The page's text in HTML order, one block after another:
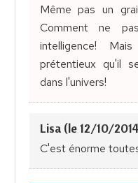
Même pas un
Comment ne
intelligence!
prétentieux qu'il
dans l'univers!
Lisa (le 12/10/
C'est énorme